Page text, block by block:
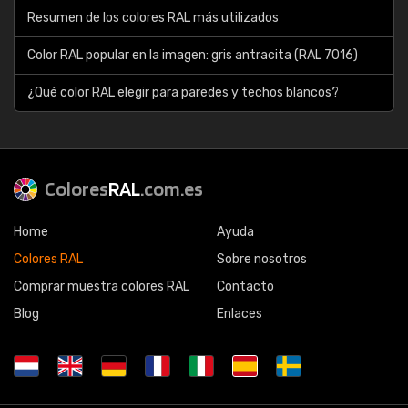
Resumen de los colores RAL más utilizados
Color RAL popular en la imagen: gris antracita (RAL 7016)
¿Qué color RAL elegir para paredes y techos blancos?
ColoresRAL.com.es
Home
Colores RAL
Comprar muestra colores RAL
Blog
Ayuda
Sobre nosotros
Contacto
Enlaces